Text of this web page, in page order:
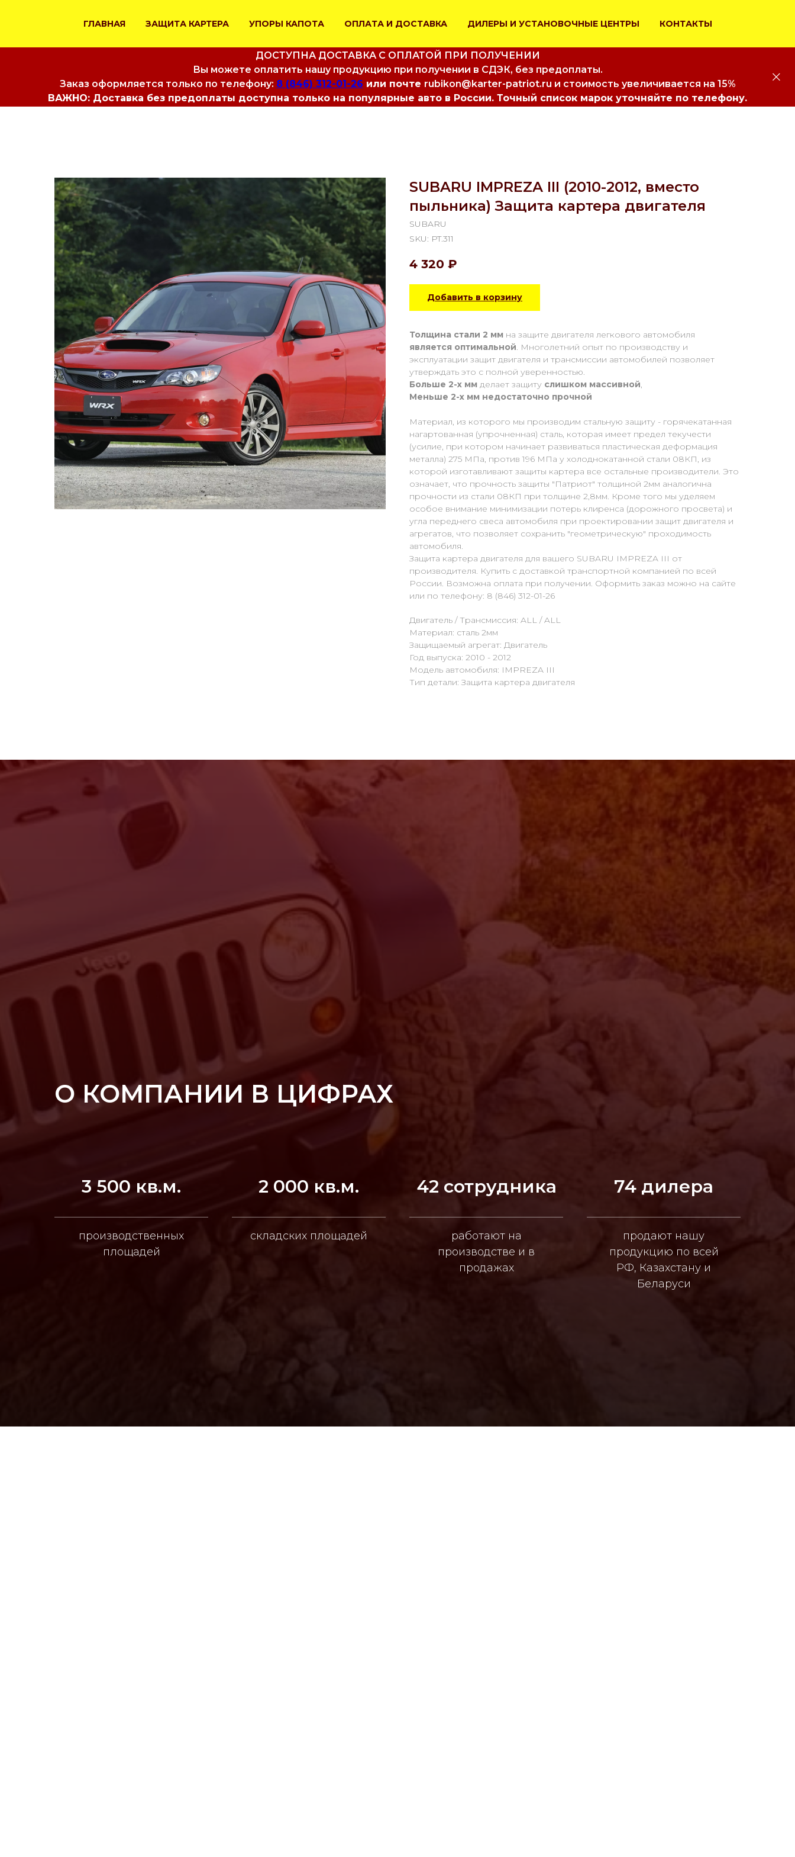
ГЛАВНАЯ ЗАЩИТА КАРТЕРА УПОРЫ КАПОТА ОПЛАТА И ДОСТАВКА ДИЛЕРЫ И УСТАНОВОЧНЫЕ ЦЕНТРЫ КОНТАКТЫ
ДОСТУПНА ДОСТАВКА С ОПЛАТОЙ ПРИ ПОЛУЧЕНИИ
Вы можете оплатить нашу продукцию при получении в СДЭК, без предоплаты.
Заказ оформляется только по телефону: 8 (846) 312-01-26 или почте rubikon@karter-patriot.ru и стоимость увеличивается на 15%
ВАЖНО: Доставка без предоплаты доступна только на популярные авто в России. Точный список марок уточняйте по телефону.
SUBARU IMPREZA III (2010-2012, вместо
пыльника) Защита картера двигателя
SUBARU
SKU: PT.311
4 320 ₽
Добавить в корзину
Толщина стали 2 мм на защите двигателя легкового автомобиля
является оптимальной. Многолетний опыт по производству и
эксплуатации защит двигателя и трансмиссии автомобилей позволяет
утверждать это с полной уверенностью.
Больше 2-х мм делает защиту слишком массивной,
Меньше 2-х мм недостаточно прочной
Материал, из которого мы производим стальную защиту - горячекатанная
нагартованная (упрочненная) сталь, которая имеет предел текучести
(усилие, при котором начинает развиваться пластическая деформация
металла) 275 МПа, против 196 МПа у холоднокатанной стали 08КП, из
которой изготавливают защиты картера все остальные производители. Это
означает, что прочность защиты "Патриот" толщиной 2мм аналогична
прочности из стали 08КП при толщине 2,8мм. Кроме того мы уделяем
особое внимание минимизации потерь клиренса (дорожного просвета) и
угла переднего свеса автомобиля при проектировании защит двигателя и
агрегатов, что позволяет сохранить "геометрическую" проходимость
автомобиля.
Защита картера двигателя для вашего SUBARU IMPREZA III от
производителя. Купить с доставкой транспортной компанией по всей
России. Возможна оплата при получении. Оформить заказ можно на сайте
или по телефону: 8 (846) 312-01-26
Двигатель / Трансмиссия: ALL / ALL
Материал: сталь 2мм
Защищаемый агрегат: Двигатель
Год выпуска: 2010 - 2012
Модель автомобиля: IMPREZA III
Тип детали: Защита картера двигателя
О КОМПАНИИ В ЦИФРАХ
3 500 кв.м.
производственных
площадей
2 000 кв.м.
складских площадей
42 сотрудника
работают на
производстве и в
продажах
74 дилера
продают нашу
продукцию по всей
РФ, Казахстану и
Беларуси